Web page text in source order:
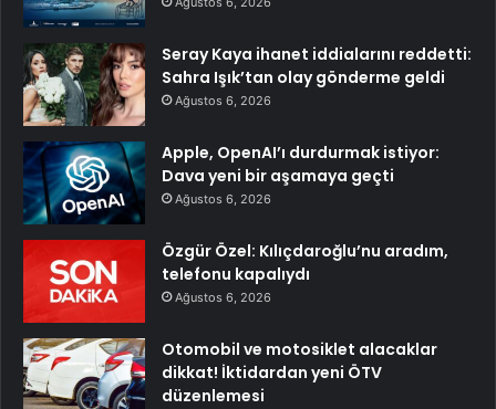
Seray Kaya ihanet iddialarını reddetti:
Sahra Işık’tan olay gönderme geldi
Ağustos 6, 2026
Apple, OpenAI’ı durdurmak istiyor:
Dava yeni bir aşamaya geçti
Ağustos 6, 2026
Özgür Özel: Kılıçdaroğlu’nu aradım,
telefonu kapalıydı
Ağustos 6, 2026
Otomobil ve motosiklet alacaklar
dikkat! İktidardan yeni ÖTV
düzenlemesi